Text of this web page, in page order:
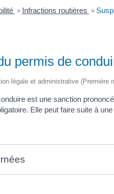
> Infractions routières >
permis de
légale et administrative (Première
est une sanction
Elle peut faire suite à